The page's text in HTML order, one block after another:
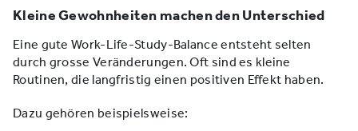
Kleine Gewohnheiten machen den Unterschied
Eine gute Work-Life-Study-Balance entsteht selten
durch grosse Veränderungen. Oft sind es kleine
Routinen, die langfristig einen positiven Effekt haben.
Dazu gehören beispielsweise: